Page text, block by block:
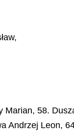
Marian, 58.
Andrzej Leon,